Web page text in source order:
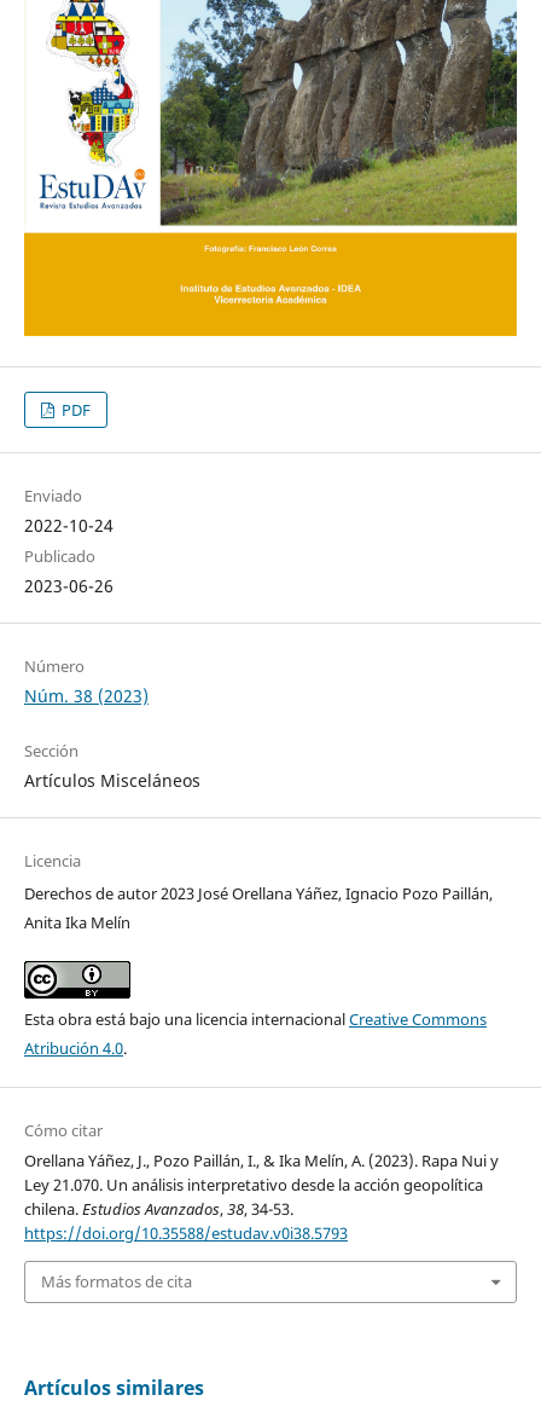
PDF
Enviado
2022-10-24
Publicado
2023-06-26
Número
Núm. 38 (2023)
Sección
Artículos Misceláneos
Licencia
Derechos de autor 2023 José Orellana Yáñez, Ignacio Pozo Paillán,
Anita Ika Melín
Esta obra está bajo una licencia internacionalCreative Commons
Atribución 4.0.
Cómo citar
Orellana Yáñez, J., Pozo Paillán, I., & Ika Melín, A. (2023). Rapa Nui y
Ley 21.070. Un análisis interpretativo desde la acción geopolítica
chilena.Estudios Avanzados,38, 34-53.
https://doi.org/10.35588/estudav.v0i38.5793
Más formatos de cita
Artículos similares